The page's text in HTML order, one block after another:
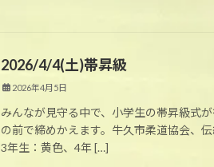
2026/4/4(土)帯昇級
2026年4月5日
みんなが見守る中で、小学生の帯昇級式
の前で締めかえます。牛久市柔道協会、
3年生：黄色、4年 […]